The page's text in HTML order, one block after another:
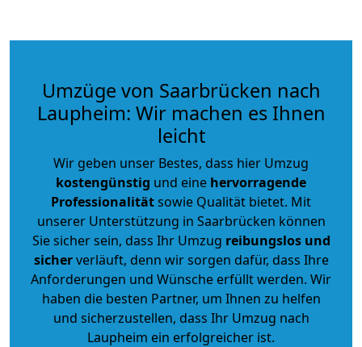
Umzüge von Saarbrücken nach
Laupheim: Wir machen es Ihnen
leicht
Wir geben unser Bestes, dass hier Umzug
kostengünstig und eine hervorragende
Professionalitätsowie Qualität bietet. Mit
unserer Unterstützung in Saarbrücken können
Sie sicher sein, dass Ihr Umzug reibungslos und
sicherverläuft, denn wir sorgen dafür, dass Ihre
Anforderungen und Wünsche erfüllt werden. Wir
haben die besten Partner, um Ihnen zu helfen
und sicherzustellen, dass Ihr Umzug nach
Laupheim ein erfolgreicher ist.